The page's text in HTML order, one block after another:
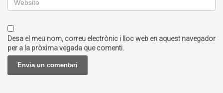
Desa el meu nom, correu electrònic i lloc web en aquest navegador
per a la pròxima vegada que comenti.